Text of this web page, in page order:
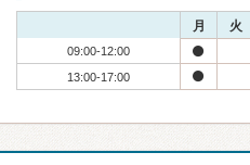
月 火
09:00-12:00
13:00-17:00